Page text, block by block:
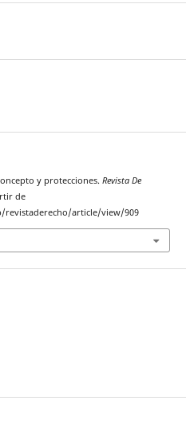
y protecciones. Revista De
de
article/view/909